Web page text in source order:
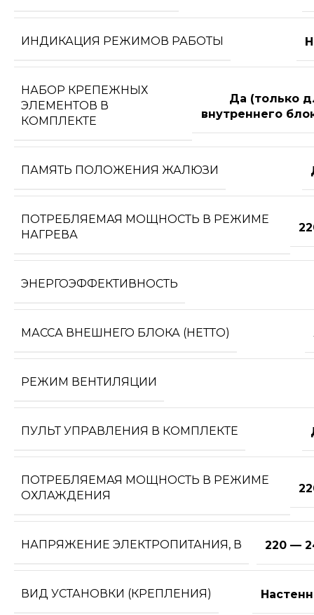
ИНДИКАЦИЯ РЕЖИМОВ РАБОТЫ
НАБОР КРЕПЕЖНЫХ
ЭЛЕМЕНТОВ В
КОМПЛЕКТЕ
Да (только
внутреннего
ПАМЯТЬ ПОЛОЖЕНИЯ ЖАЛЮЗИ
ПОТРЕБЛЯЕМАЯ МОЩНОСТЬ В РЕЖИМЕ
НАГРЕВА
ЭНЕРГОЭФФЕКТИВНОСТЬ
МАССА ВНЕШНЕГО БЛОКА (НЕТТО)
РЕЖИМ ВЕНТИЛЯЦИИ
ПУЛЬТ УПРАВЛЕНИЯ В КОМПЛЕКТЕ
ПОТРЕБЛЯЕМАЯ МОЩНОСТЬ В РЕЖИМЕ
ОХЛАЖДЕНИЯ
НАПРЯЖЕНИЕ ЭЛЕКТРОПИТАНИЯ, В 220 —
ВИД УСТАНОВКИ (КРЕПЛЕНИЯ)